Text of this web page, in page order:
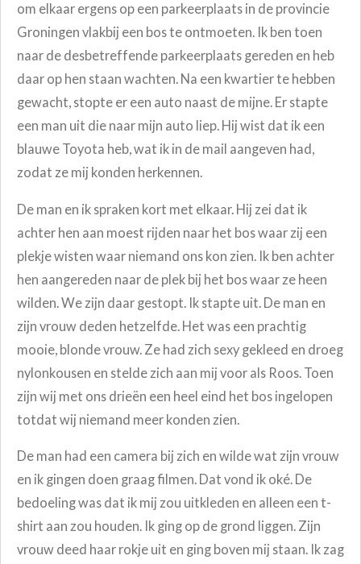
om elkaar ergens op een parkeerplaats in de provincie
Groningen vlakbij een bos te ontmoeten. Ik ben toen
naar de desbetreffende parkeerplaats gereden en heb
daar op hen staan wachten. Na een kwartier te hebben
gewacht, stopte er een auto naast de mijne. Er stapte
een man uit die naar mijn auto liep. Hij wist dat ik een
blauwe Toyota heb, wat ik in de mail aangeven had,
zodat ze mij konden herkennen.
De man en ik spraken kort met elkaar. Hij zei dat ik
achter hen aan moest rijden naar het bos waar zij een
plekje wisten waar niemand ons kon zien. Ik ben achter
hen aangereden naar de plek bij het bos waar ze heen
wilden. We zijn daar gestopt. Ik stapte uit. De man en
zijn vrouw deden hetzelfde. Het was een prachtig
mooie, blonde vrouw. Ze had zich sexy gekleed en droeg
nylonkousen en stelde zich aan mij voor als Roos. Toen
zijn wij met ons drieën een heel eind het bos ingelopen
totdat wij niemand meer konden zien.
De man had een camera bij zich en wilde wat zijn vrouw
en ik gingen doen graag filmen. Dat vond ik oké. De
bedoeling was dat ik mij zou uitkleden en alleen een t-
shirt aan zou houden. Ik ging op de grond liggen. Zijn
vrouw deed haar rokje uit en ging boven mij staan. Ik zag